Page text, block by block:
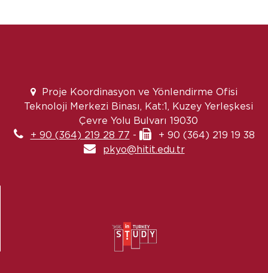
Proje Koordinasyon ve Yönlendirme Ofisi
Teknoloji Merkezi Binası, Kat:1, Kuzey Yerleşkesi
Çevre Yolu Bulvarı 19030
+ 90 (364) 219 28 77 -
+ 90 (364) 219 19 38
pkyo@hitit.edu.tr